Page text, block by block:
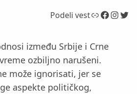
Podeli vestLink Facebook InstagramTwitter
između Srbije i Crne
ozbiljno narušeni.
može ignorisati, jer se
aspekte političkog,